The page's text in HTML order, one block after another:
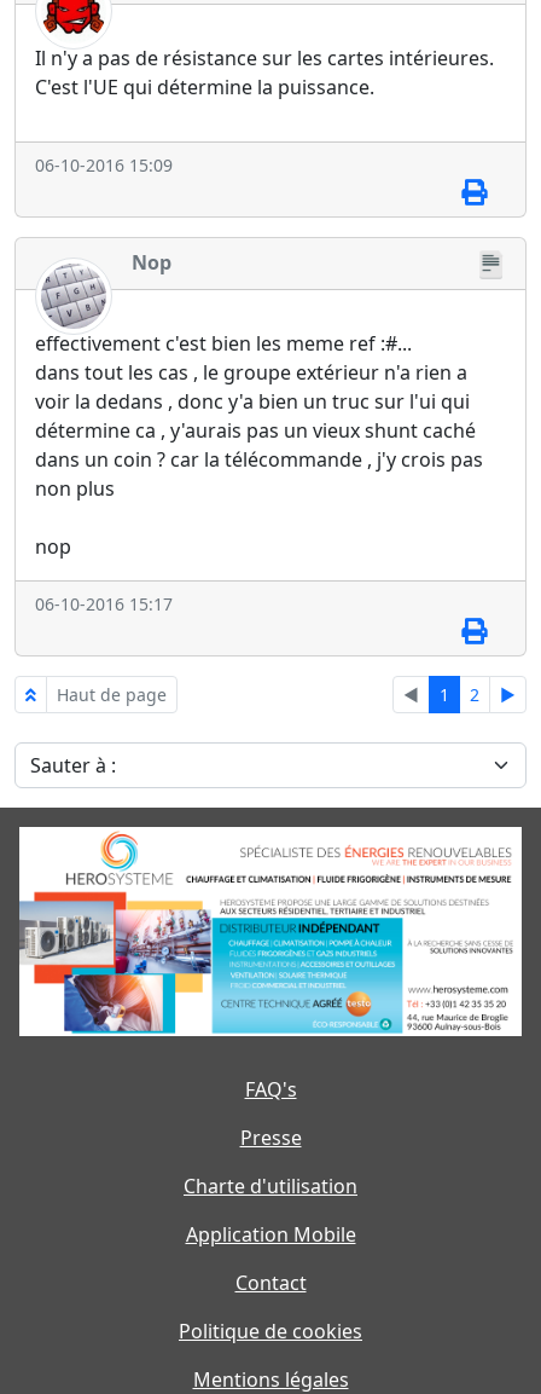
Il n'y a pas de résistance sur les cartes intérieures.
C'est l'UE qui détermine la puissance.
06-10-2016 15:09
Nop
effectivement c'est bien les meme ref :#...
dans tout les cas , le groupe extérieur n'a rien a
voir la dedans , donc y'a bien un truc sur l'ui qui
détermine ca , y'aurais pas un vieux shunt caché
dans un coin ? car la télécommande , j'y crois pas
non plus
nop
06-10-2016 15:17
Haut de page ◄ 1 2 ►
Sauter à :
FAQ's
Presse
Charte d'utilisation
Application Mobile
Contact
Politique de cookies
Mentions légales